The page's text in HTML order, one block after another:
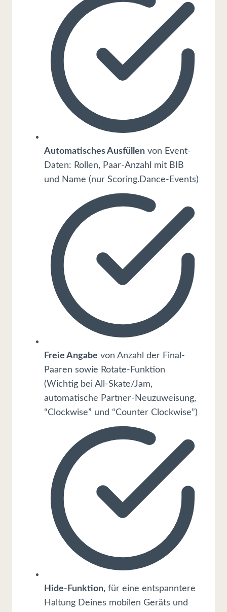
Automatisches Ausfüllen von Event-
Daten: Rollen, Paar-Anzahl mit BIB
und Name (nur Scoring.Dance-Events)
Freie Angabe von Anzahl der Final-
Paaren sowie Rotate-Funktion
(Wichtig bei All-Skate/Jam,
automatische Partner-Neuzuweisung,
“Clockwise” und “Counter Clockwise”)
Hide-Funktion, für eine entspanntere
Haltung Deines mobilen Geräts und